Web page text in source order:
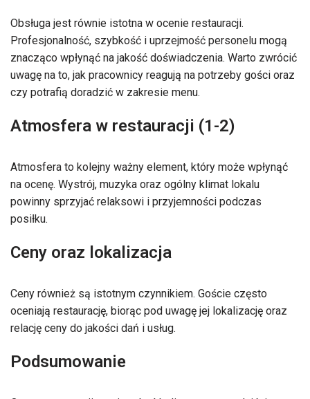
Obsługa jest równie istotna w ocenie restauracji.
Profesjonalność, szybkość i uprzejmość personelu mogą
znacząco wpłynąć na jakość doświadczenia. Warto zwrócić
uwagę na to, jak pracownicy reagują na potrzeby gości oraz
czy potrafią doradzić w zakresie menu.
Atmosfera w restauracji (1-2)
Atmosfera to kolejny ważny element, który może wpłynąć
na ocenę. Wystrój, muzyka oraz ogólny klimat lokalu
powinny sprzyjać relaksowi i przyjemności podczas
posiłku.
Ceny oraz lokalizacja
Ceny również są istotnym czynnikiem. Goście często
oceniają restaurację, biorąc pod uwagę jej lokalizację oraz
relację ceny do jakości dań i usług.
Podsumowanie